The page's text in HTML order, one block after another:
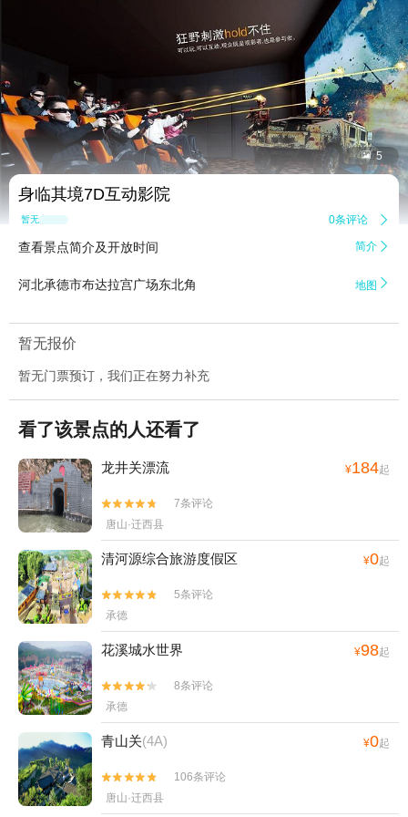
 5
身临其境7D互动影院
暂无点评 0条评论 
查看景点简介及开放时间 简介 
河北承德市布达拉宫广场东北角 地图 
暂无报价
暂无门票预订，我们正在努力补充
看了该景点的人还看了
龙井关漂流 ¥184起


7条评论
唐山·迁西县
清河源综合旅游度假区 ¥0起


5条评论
承德
花溪城水世界 ¥98起


8条评论
承德
青山关(4A) ¥0起


106条评论
唐山·迁西县